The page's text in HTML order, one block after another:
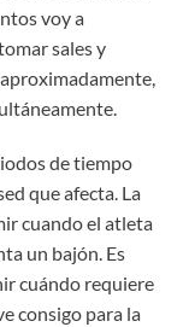
voy a
sales y
de tiempo
que afecta. La
cuando el atleta
un bajón. Es
cuándo requiere
consigo para la